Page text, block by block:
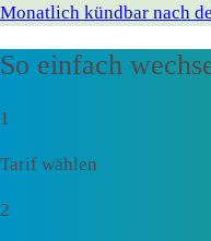
Monatlich kündbar nach
So einfach
1
Tarif wählen
2